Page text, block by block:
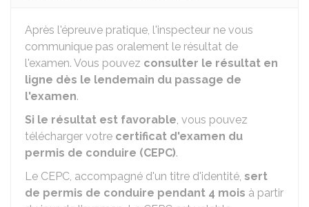
Après l'épreuve pratique, l'inspecteur ne vous
communique pas oralement le résultat de
l'examen. Vous pouvez consulter le résultat en
ligne dès le lendemain du passage de
l'examen.
Si le résultat est favorable, vous pouvez
télécharger votre certificat d'examen du
permis de conduire (CEPC).
Le CEPC, accompagné d'un titre d'identité, sert
de permis de conduire pendant 4 mois à partir